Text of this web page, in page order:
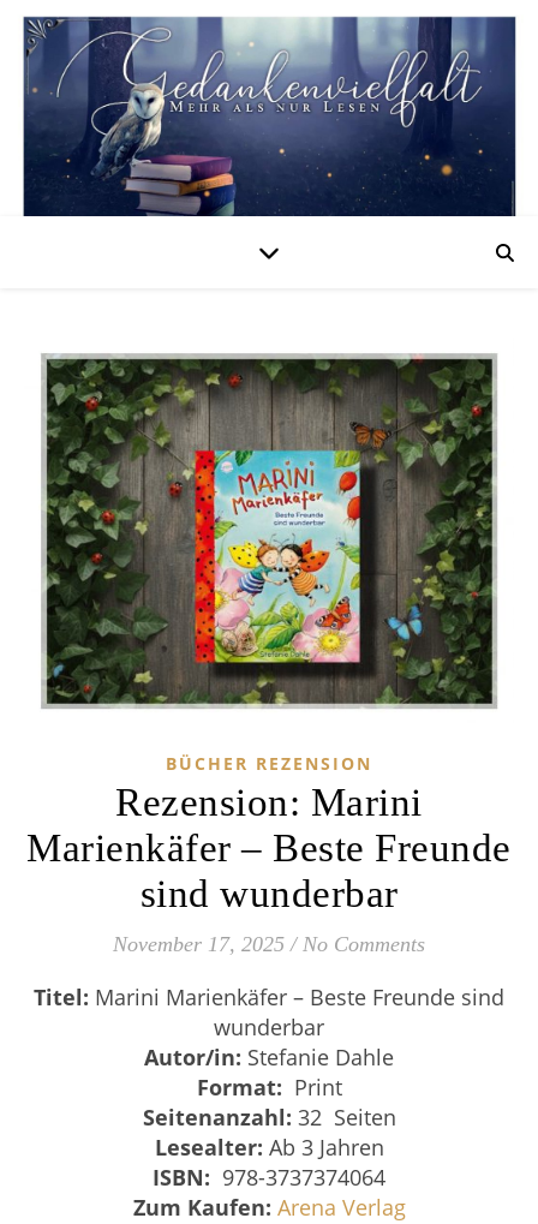
BÜCHER REZENSION
Rezension: Marini
Marienkäfer – Beste Freunde
sind wunderbar
November 17, 2025 / No Comments
Titel: Marini Marienkäfer – Beste Freunde sind
wunderbar
Autor/in: Stefanie Dahle
Format: Print
Seitenanzahl: 32 Seiten
Lesealter: Ab 3 Jahren
ISBN: ‎ 978-3737374064
Zum Kaufen: Arena Verlag